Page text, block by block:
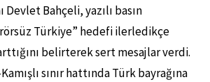
Devlet Bahçeli, yazılı basın
Türkiye” hedefi ilerledikçe
belirterek sert mesajlar verdi.
sınır hattında Türk bayrağına